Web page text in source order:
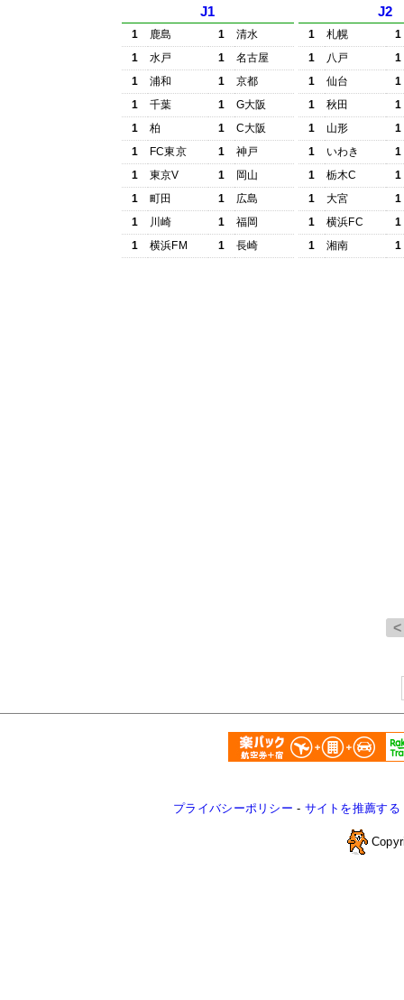
J1
1 鹿島 1
清水
1
水戸 1
名古屋
1
浦和 1
京都
1
千葉 1
G大阪
1
柏 1
C大阪
1
FC東京 1
神戸
1
東京V 1
岡山
1
町田 1
広島
1
川崎 1
福岡
1
横浜FM 1 長崎
J2
1 札幌
1
1
八戸
1
1
仙台
1
1
秋田
1
1
山形
1
1
いわき
1
1
栃木C
1
1
大宮
1
1
横浜FC
1
1
湘南 1
プライバシーポリシー - サイトを推薦する